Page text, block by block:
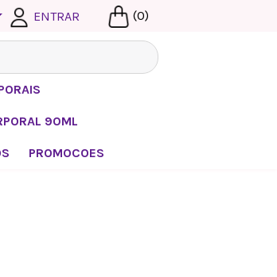
ENTRAR (0)
90ML
PROMOCOES